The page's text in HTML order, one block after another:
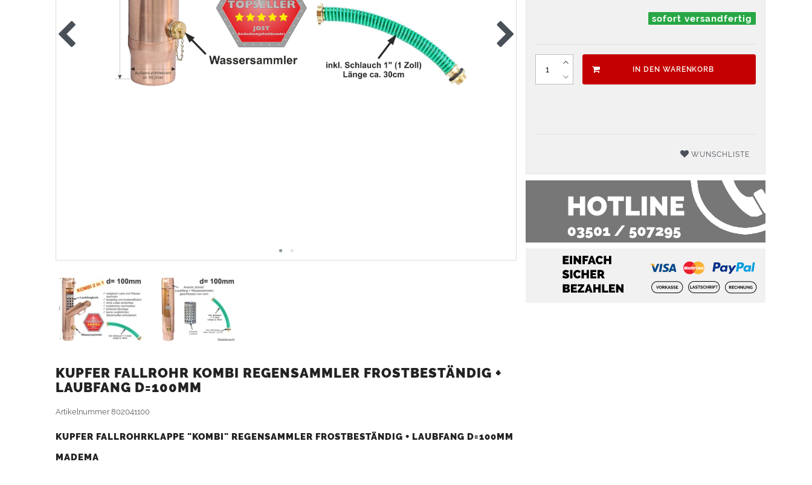
sofort versandfertig
IN DEN WARENKORB
WUNSCHLISTE
KUPFER FALLROHR KOMBI REGENSAMMLER FROSTBESTÄNDIG +
LAUBFANG D=100MM
Artikelnummer802041100
KUPFER FALLROHRKLAPPE "KOMBI" REGENSAMMLER FROSTBESTÄNDIG + LAUBFANG D=100MM
MADEMA